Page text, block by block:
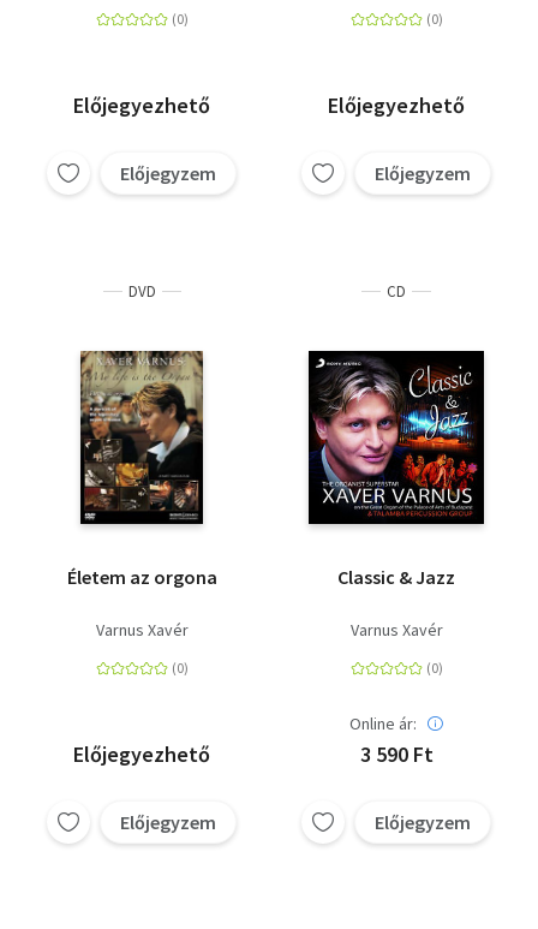
Előjegyezhető
Előjegyzem
Előjegyezhető
Előjegyzem
DVD
Életem az orgona
Varnus Xavér
Előjegyezhető
Előjegyzem
CD
Classic & Jazz
Varnus Xavér
Online ár:
3 590 Ft
Előjegyzem